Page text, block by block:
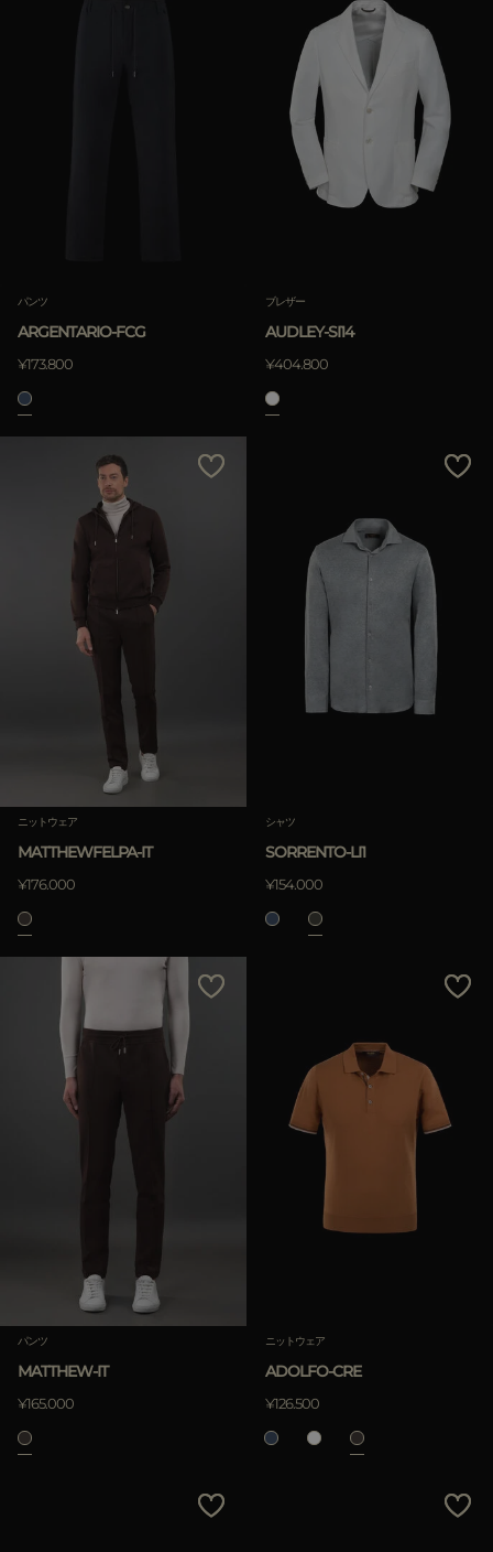
パンツ
ARGENTARIO-FCG
¥173.800
ブレザー
AUDLEY-SI14
¥404.800
ニットウェア
MATTHEWFELPA-IT
¥176.000
シャツ
SORRENTO-LI1
¥154.000
パンツ
MATTHEW-IT
¥165.000
ニットウェア
ADOLFO-CRE
¥126.500